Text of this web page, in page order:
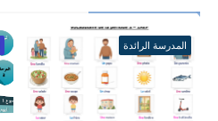
المدرسة الرائدة